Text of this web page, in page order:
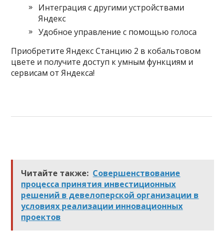
Интеграция с другими устройствами
Яндекс
Удобное управление с помощью голоса
Приобретите Яндекс Станцию 2 в кобальтовом
цвете и получите доступ к умным функциям и
сервисам от Яндекса!
Читайте также: Совершенствование
процесса принятия инвестиционных
решений в девелоперской организации в
условиях реализации инновационных
проектов